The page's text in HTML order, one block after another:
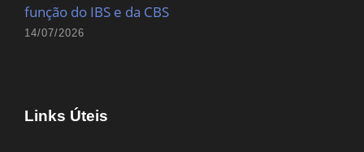
função do IBS e da CBS
14/07/2026
Links Úteis